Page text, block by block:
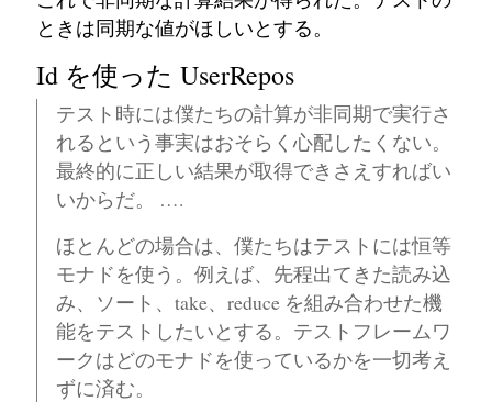
ときは同期な値がほしいとする。
Id を使った UserRepos
テスト時には僕たちの計算が非同期で実行さ
れるという事実はおそらく心配したくない。
最終的に正しい結果が取得できさえすればい
いからだ。 ….
ほとんどの場合は、僕たちはテストには恒等
モナドを使う。例えば、先程出てきた読み込
み、ソート、take、reduce を組み合わせた機
能をテストしたいとする。テストフレームワ
ークはどのモナドを使っているかを一切考え
ずに済む。